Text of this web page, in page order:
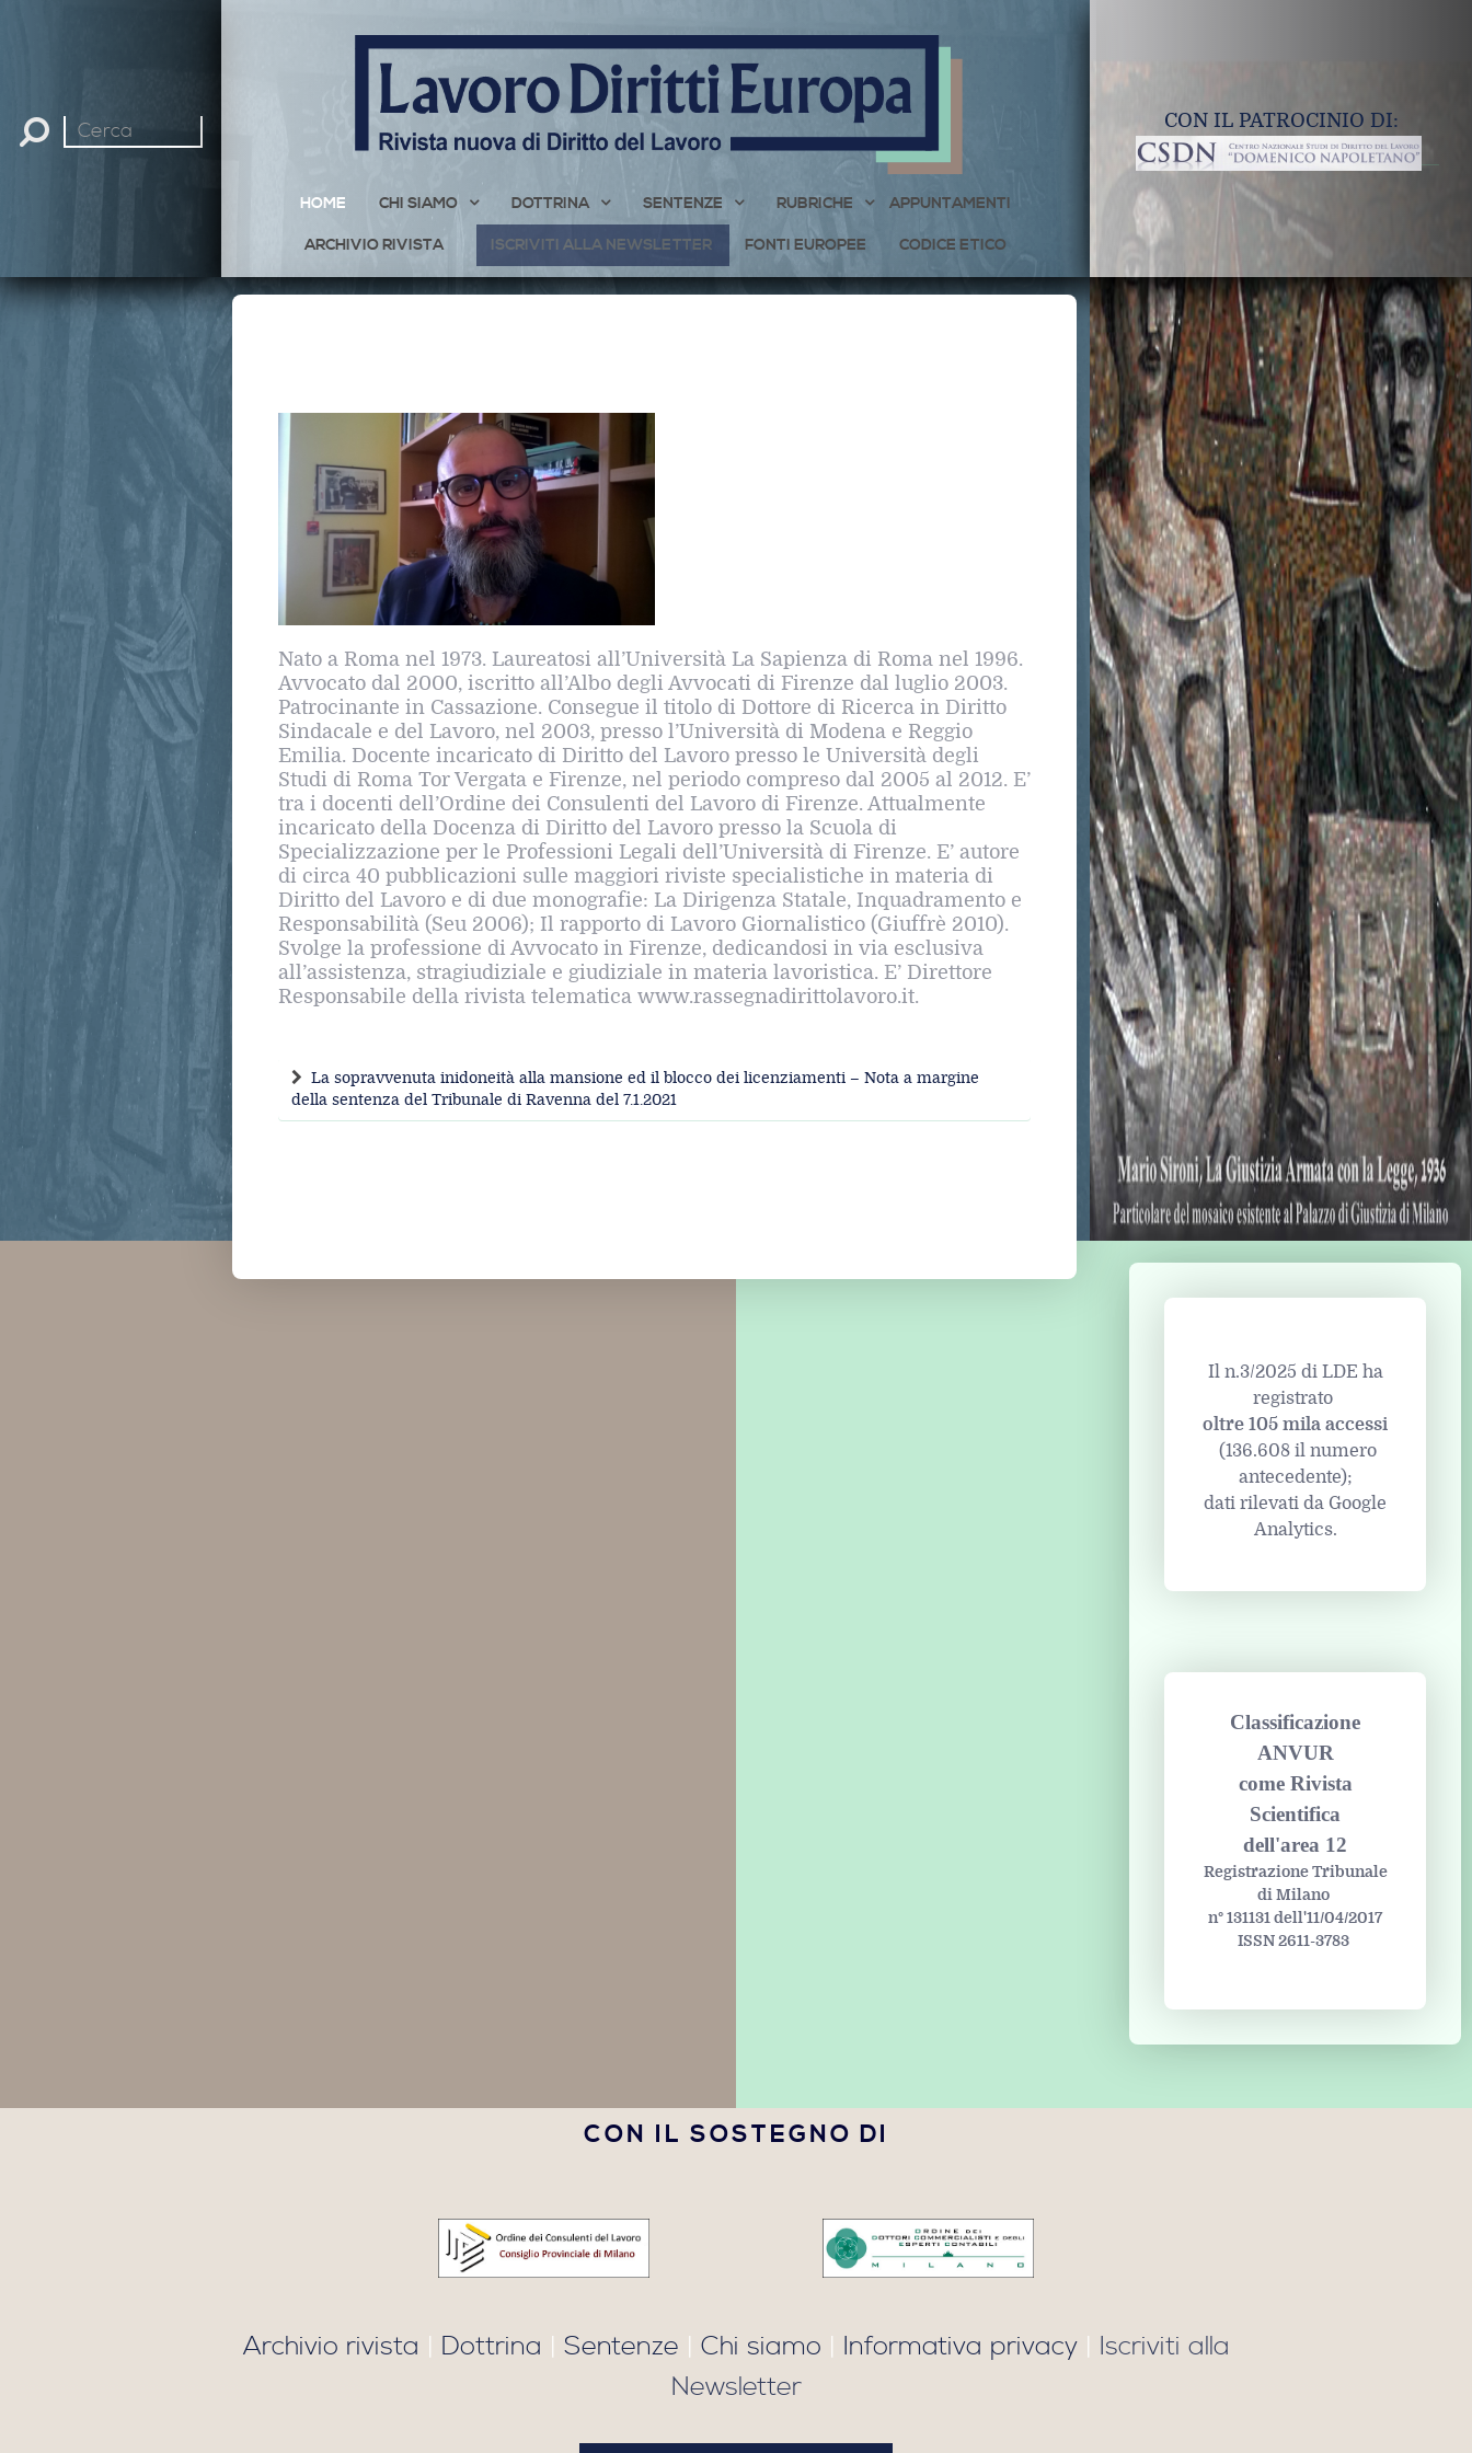
Cerca
nel
HOME CHI SIAMO DOTTRINA SENTENZE RUBRICHE APPUNTAMENTI
ARCHIVIO RIVISTA ISCRIVITI ALLA NEWSLETTER FONTI EUROPEE CODICE ETICO
CON IL PATROCINIO DI:
Nato a Roma nel 1973. Laureatosi all’Università La Sapienza di Roma nel 1996.
Avvocato dal 2000, iscritto all’Albo degli Avvocati di Firenze dal luglio 2003.
Patrocinante in Cassazione. Consegue il titolo di Dottore di Ricerca in Diritto
Sindacale e del Lavoro, nel 2003, presso l’Università di Modena e Reggio
Emilia. Docente incaricato di Diritto del Lavoro presso le Università degli
Studi di Roma Tor Vergata e Firenze, nel periodo compreso dal 2005 al 2012. E’
tra i docenti dell’Ordine dei Consulenti del Lavoro di Firenze. Attualmente
incaricato della Docenza di Diritto del Lavoro presso la Scuola di
Specializzazione per le Professioni Legali dell’Università di Firenze. E’ autore
di circa 40 pubblicazioni sulle maggiori riviste specialistiche in materia di
Diritto del Lavoro e di due monografie: La Dirigenza Statale, Inquadramento e
Responsabilità (Seu 2006); Il rapporto di Lavoro Giornalistico (Giuffrè 2010).
Svolge la professione di Avvocato in Firenze, dedicandosi in via esclusiva
all’assistenza, stragiudiziale e giudiziale in materia lavoristica. E’ Direttore
Responsabile della rivista telematica www.rassegnadirittolavoro.it.
La sopravvenuta inidoneità alla mansione ed il blocco dei licenziamenti – Nota a margine
della sentenza del Tribunale di Ravenna del 7.1.2021
Il n.3/2025 di LDE ha
registrato
oltre 105 mila accessi
(136.608 il numero
antecedente);
dati rilevati da Google
Analytics.
Classificazione
ANVUR
come Rivista
Scientifica
dell'area 12
Registrazione Tribunale
di Milano
n° 131131 dell'11/04/2017
ISSN 2611-3783
CON IL SOSTEGNO DI
Archivio rivista | Dottrina | Sentenze | Chi siamo | Informativa privacy| Iscriviti alla
Newsletter